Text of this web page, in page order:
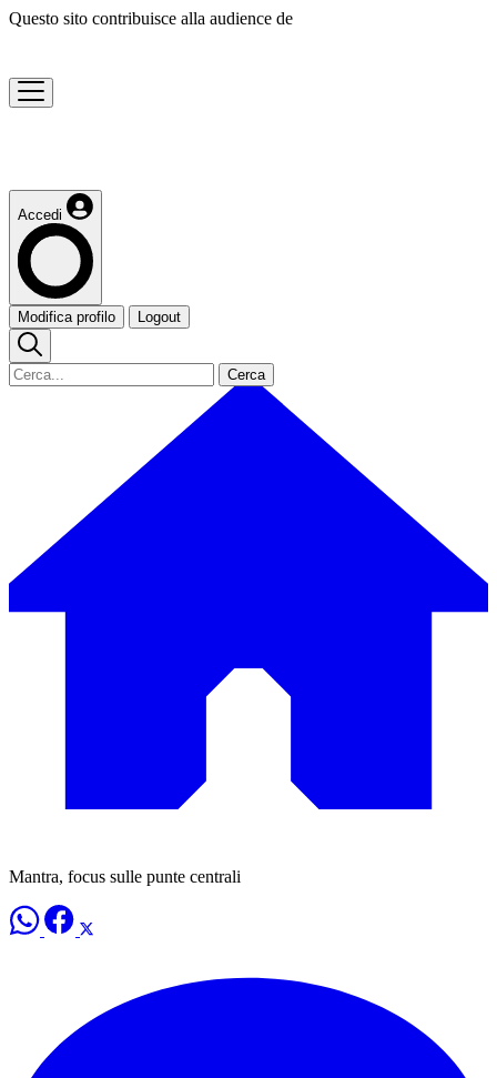
Questo sito contribuisce alla audience de
Accedi
Modifica profilo Logout
Cerca
Mantra, focus sulle punte centrali